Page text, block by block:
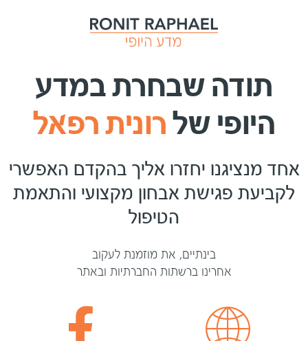
תודה שבחרת במדע
היופי של רונית רפאל
אחד מנציגנו יחזרו אליך בהקדם האפשרי
לקביעת פגישת אבחון מקצועי והתאמת
הטיפול
בינתיים, את מוזמנת לעקוב
אחרינו ברשתות החברתיות ובאתר